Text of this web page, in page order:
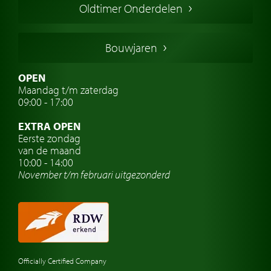
Franse oldtimers
Zweedse oldtimers
Oldtimer verzekering
Oldtimer reizen
Oldtimerwerkplaats
Automerk horloges
Classic cars Nederland
Oldtimer Onderdelen
Bouwjaren
OPEN
Maandag t/m zaterdag
09:00 - 17:00
EXTRA OPEN
Eerste zondag
van de maand
10:00 - 14:00
November t/m februariuitgezonderd
Officially Certified Company